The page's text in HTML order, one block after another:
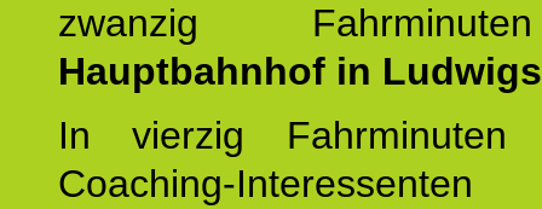
zwanzig
Hauptbahnhof in
In vierzig Fahrminuten
Coaching-